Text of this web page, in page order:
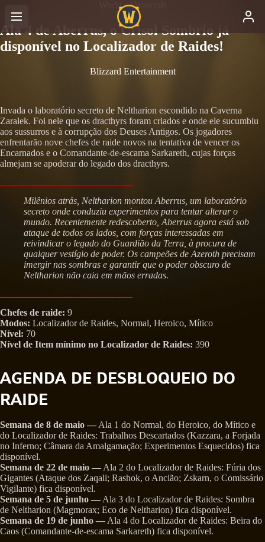
World of Warcraft
Ala 4 de Aberrus, o Crisol Sombrio já
disponível no Localizador de Raides!
Blizzard Entertainment
Invada o laboratório secreto de Neltharion escondido na Caverna
Zaralek. Foi nele que os dracthyrs foram criados e onde ele sucumbiu
aos sussurros e à corrupção dos Deuses Antigos. Os jogadores
enfrentarão nove chefes de raide novos na tentativa de vencer os
Encarnados e o Comandante-de-escama Sarkareth, cujas forças
almejam se apoderar do legado dos dracthyrs.
Milênios atrás, Neltharion montou Aberrus, um laboratório
secreto onde conduziu experimentos para tentar alterar o
mundo. Recentemente redescoberto, Aberrus agora está sob
ataque de todos os lados, com forças interessadas em
reivindicar o legado do Guardião da Terra, à procura de
qualquer vestígio de poder. Os campeões de Azeroth precisam
imergir nas sombras e garantir que o poder obscuro de
Neltharion não caia em mãos erradas.
Chefes de raide: 9
Modos: Localizador de Raides, Normal, Heroico, Mítico
Nível: 70
Nível de Item mínimo no Localizador de Raides: 390
AGENDA DE DESBLOQUEIO DO
RAIDE
Semana de 8 de maio —Ala 1 do Normal, do Heroico, do Mítico e
do Localizador de Raides: Trabalhos Descartados (Kazzara, a Forjada
no Inferno; Câmara da Amalgamação; Experimentos Esquecidos) fica
disponível.
Semana de 22 de maio —Ala 2 do Localizador de Raides: Fúria dos
Gigantes (Ataque dos Zaqali; Rashok, o Ancião; Zskarn, o Comissário
Vigilante) fica disponível.
Semana de 5 de junho —Ala 3 do Localizador de Raides: Sombra
de Neltharion (Magmorax; Eco de Neltharion) fica disponível.
Semana de 19 de junho —Ala 4 do Localizador de Raides: Beira do
Caos (Comandante-de-escama Sarkareth) fica disponível.